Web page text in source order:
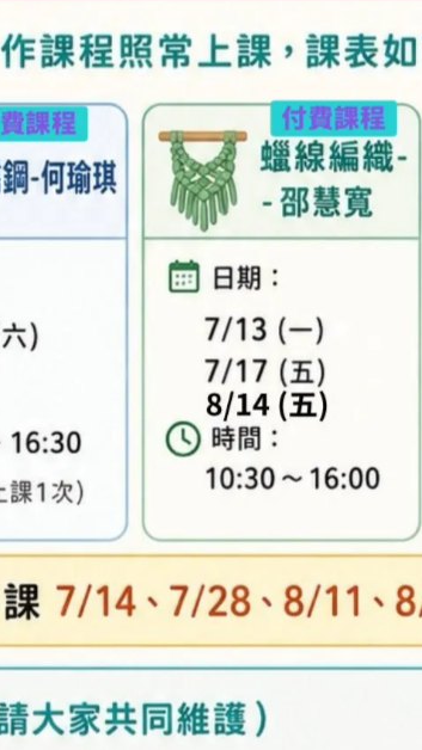
中級-串珠
Q版小海豹(2入)-立體系列-中級-
NT$150
列-高級